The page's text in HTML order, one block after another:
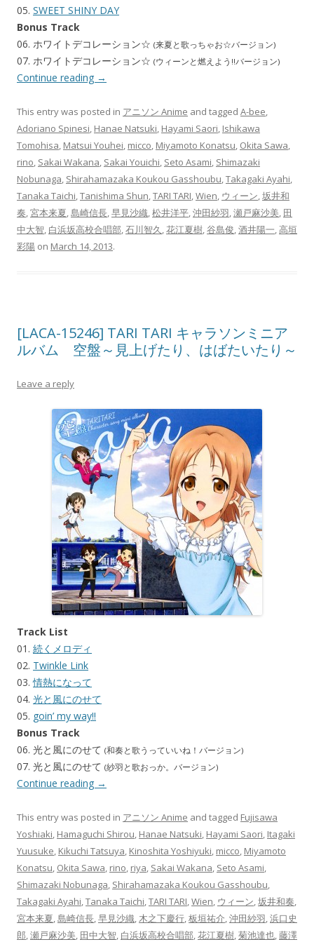
05. SWEET SHINY DAY
Bonus Track
06. ホワイトデコレーション☆ (来夏と歌っちゃお☆バージョン)
07. ホワイトデコレーション☆ (ウィーンと燃えよう!!バージョン)
Continue reading →
This entry was posted in アニソン Anime and tagged A-bee,
Adoriano Spinesi, Hanae Natsuki, Hayami Saori, Ishikawa
Tomohisa, Matsui Youhei, micco, Miyamoto Konatsu, Okita Sawa,
rino, Sakai Wakana, Sakai Youichi, Seto Asami, Shimazaki
Nobunaga, Shirahamazaka Koukou Gasshoubu,Takagaki Ayahi,
Tanaka Taichi,Tanishima Shun,TARI TARI,Wien, ウィーン,坂井和
奏,宮本来夏,島崎信長,早見沙織,松井洋平,沖田紗羽,瀬戸麻沙美, 田
中大智, 白浜坂高校合唱部,石川智久,花江夏樹,谷島俊,酒井陽一,高垣
彩陽 on March 14, 2013.
[LACA-15246] TARI TARI キャラソンミニア
ルバム 空盤～見上げたり、はばたいたり～
Leave a reply
Track List
01. 続くメロディ
02. Twinkle Link
03.情熱になって
04. 光と風にのせて
05. goin’ my way!!
Bonus Track
06. 光と風にのせて (和奏と歌うっていいね！バージョン)
07. 光と風にのせて (紗羽と歌おっか。バージョン)
Continue reading →
This entry was posted in アニソン Anime and tagged Fujisawa
Yoshiaki, Hamaguchi Shirou, Hanae Natsuki, Hayami Saori, Itagaki
Yuusuke, Kikuchi Tatsuya, Kinoshita Yoshiyuki, micco, Miyamoto
Konatsu, Okita Sawa, rino, riya, Sakai Wakana, Seto Asami,
Shimazaki Nobunaga, Shirahamazaka Koukou Gasshoubu,
Takagaki Ayahi,Tanaka Taichi,TARI TARI,Wien, ウィーン,坂井和奏,
宮本来夏,島崎信長,早見沙織,木之下慶行,板垣祐介,沖田紗羽,浜口史
郎,瀬戸麻沙美, 田中大智, 白浜坂高校合唱部,花江夏樹,菊池達也,藤澤